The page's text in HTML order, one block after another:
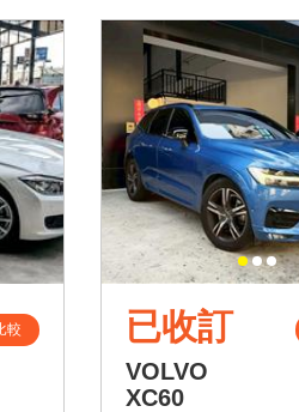
較 已收訂
VOLVO
XC60